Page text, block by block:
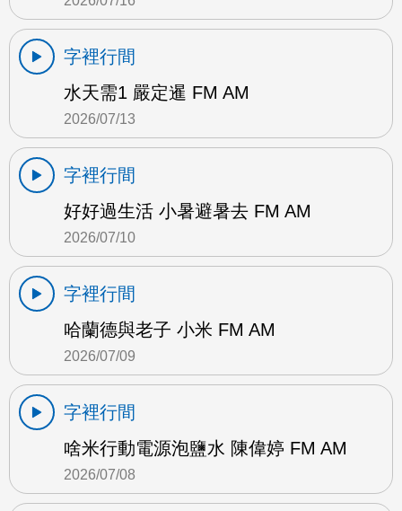
字裡行間
水天需1 嚴定暹 FM AM
2026/07/13
字裡行間
好好過生活 小暑避暑去 FM AM
2026/07/10
字裡行間
哈蘭德與老子 小米 FM AM
2026/07/09
字裡行間
啥米行動電源泡鹽水 陳偉婷 FM AM
2026/07/08